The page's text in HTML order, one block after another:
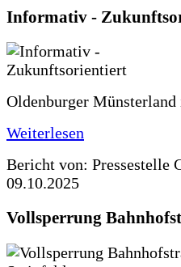
Informativ -
Oldenburger
Weiterlesen
Bericht von: Pressestelle
09.10.2025
Vollsperrung